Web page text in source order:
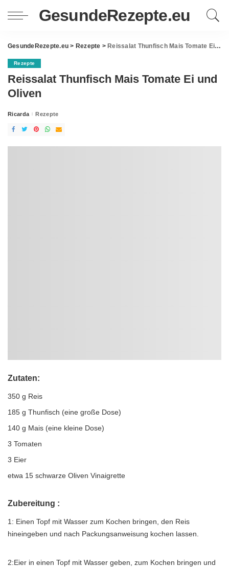
GesundeRezepte.eu
GesundeRezepte.eu > Rezepte > Reissalat Thunfisch Mais Tomate Ei und Oliven
Rezepte
Reissalat Thunfisch Mais Tomate Ei und
Oliven
Posted
Ricarda Rezepte
Zutaten:
350 g Reis
185 g Thunfisch (eine große Dose)
140 g Mais (eine kleine Dose)
3 Tomaten
3 Eier
etwa 15 schwarze Oliven Vinaigrette
Zubereitung :
1: Einen Topf mit Wasser zum Kochen bringen, den Reis
hineingeben und nach Packungsanweisung kochen lassen.
2:Eier in einen Topf mit Wasser geben, zum Kochen bringen und